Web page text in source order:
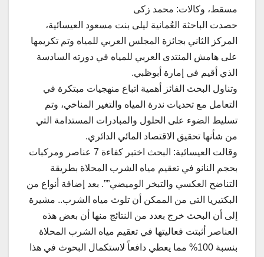
مسقط، وكالات: محمد زكى
حصدت الباحثة العُمانية ليلى بنت مسعود العيسائية،
المركز الثاني بجائزة المجلس العربي للمياه وتم تكريمها
على هامش المنتدى العربي للمياه في دورته السادسة
الذي أقيم في إمارة أبوظبي.
وتناول البحث الفائز أهمية اتباع منهجيات مبتكرة في
التعامل مع تحديات ندرة المياه والتغير المناخي، وتم
تسليط الضوء على الحلول والمبادرات المستدامة التي
من شأنها تحقيق الاقتصاد المائي الدائري.
وقالت العيسائية: البحث اختبر كفاءة 7 عناصر ومركبات
بحجم النانو في تعقيم مياه الشرب المحلاة بطريقة
التناضح العكسي والتبخر الوميضي””. بعد إضافة أنواع من
البكتيريا التي من الممكن أن تلوث مياه الشرب.. مشيرة
إلى أن البحث خرج بعدد من النتائج منها أن بعض هذه
العناصر أثبتت فعاليتها في تعقيم مياه الشرب المحلاة
بنسبة 100% مما يعطي دافعاً لاستكمال البحوث في هذا